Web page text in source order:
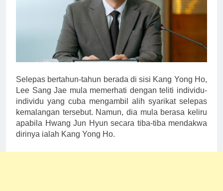
Selepas bertahun-tahun berada di sisi Kang Yong Ho,
Lee Sang Jae mula memerhati dengan teliti individu-
individu yang cuba mengambil alih syarikat selepas
kemalangan tersebut. Namun, dia mula berasa keliru
apabila Hwang Jun Hyun secara tiba-tiba mendakwa
dirinya ialah Kang Yong Ho.